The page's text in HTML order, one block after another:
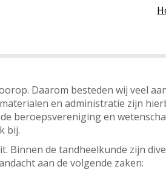
Daarom besteden wij veel
en administratie zijn
beroepsvereniging en
bij.
Binnen de tandheelkunde zijn
aan de volgende zaken: